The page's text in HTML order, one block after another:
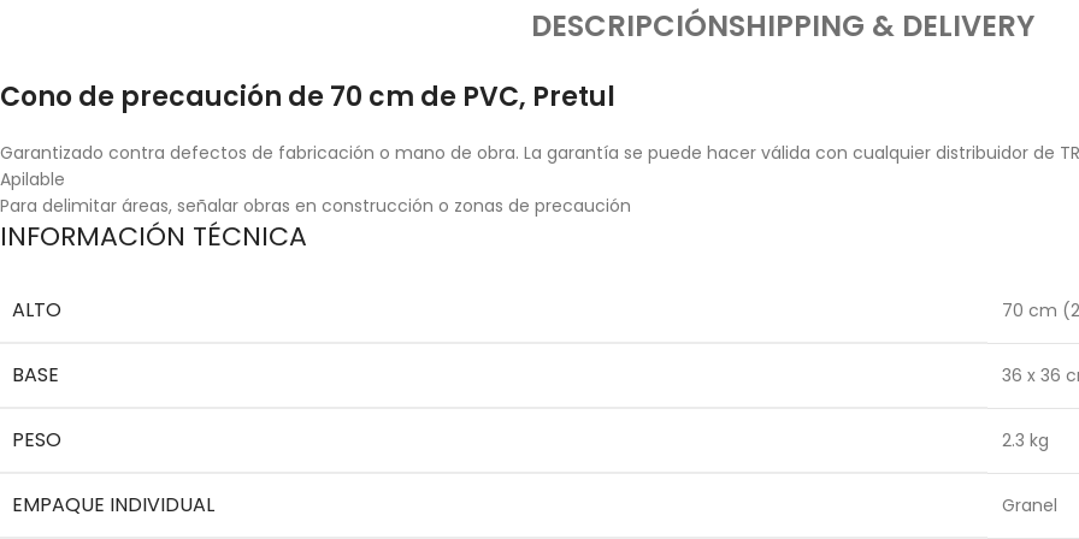
DESCRIPCIÓNSHIPPING & DELIVERY
Cono de precaución de 70 cm de PVC, Pretul
Garantizado contra defectos de fabricación o mano de obra. La garantía se puede hacer válida con cualquier distribuidor de
Apilable
Para delimitar áreas, señalar obras en construcción o zonas de precaución
INFORMACIÓN TÉCNICA
ALTO 70 cm
BASE 36 x 36
PESO 2.3 kg
EMPAQUE INDIVIDUAL Granel